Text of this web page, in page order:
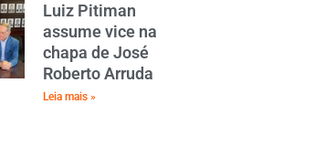
Luiz Pitiman
assume vice na
chapa de José
Roberto Arruda
Leia mais »